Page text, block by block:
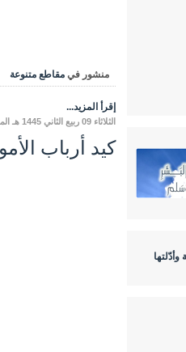
منشور في مقاطع متنوعة
إقرأ المزيد...
الثلاثاء 09 ربيع الثاني 1445 هـ الموافق لـ: 24 أكتوبر 2023 15:01
كيد أرباب